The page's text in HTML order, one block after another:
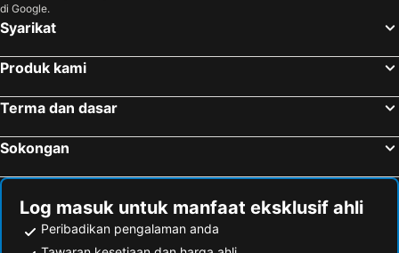
di Google.
Syarikat
Produk kami
Terma dan dasar
Sokongan
Log masuk untuk manfaat eksklusif ahli
Peribadikan pengalaman anda